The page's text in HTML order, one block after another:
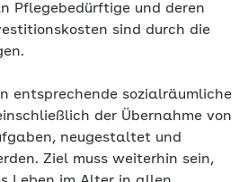
Pflegebedürftige und deren
sind durch die
entsprechende sozialräumliche
der Übernahme von
neugestaltet und
Ziel muss weiterhin sein,